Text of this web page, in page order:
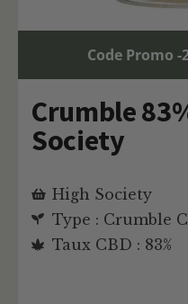
Code Promo -
Crumble
Society
High Society
Type : Crumble
Taux CBD : 83%